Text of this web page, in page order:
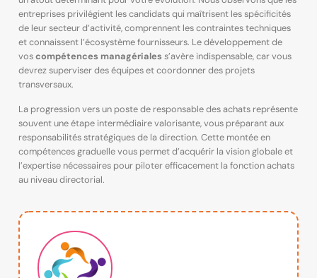
entreprises privilégient les candidats qui maîtrisent les spécificités
de leur secteur d’activité, comprennent les contraintes techniques
et connaissent l’écosystème fournisseurs. Le développement de
voscompétences managériales s’avère indispensable, car vous
devrez superviser des équipes et coordonner des projets
transversaux.
La progression vers un poste de responsable des achats représente
souvent une étape intermédiaire valorisante, vous préparant aux
responsabilités stratégiques de la direction. Cette montée en
compétences graduelle vous permet d’acquérir la vision globale et
l’expertise nécessaires pour piloter efficacement la fonction achats
au niveau directorial.